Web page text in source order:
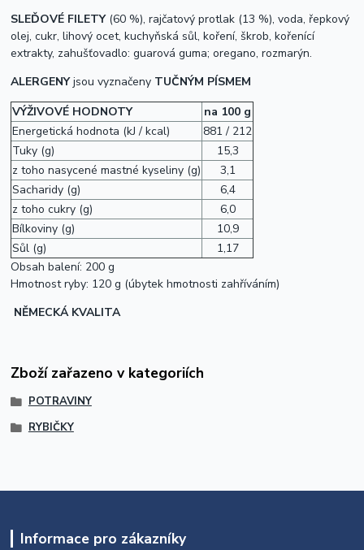
SLEĎOVÉ FILETY(60 %), rajčatový protlak (13 %), voda, řepkový
olej, cukr, lihový ocet, kuchyňská sůl, koření, škrob, kořenící
extrakty, zahušťovadlo: guarová guma; oregano, rozmarýn.
ALERGENYjsou vyznačeny TUČNÝM PÍSMEM
VÝŽIVOVÉ HODNOTY
na 100 g
Energetická hodnota (kJ / kcal)
881 / 212
Tuky (g)
15,3
z toho nasycené mastné kyseliny (g)
3,1
Sacharidy (g)
6,4
z toho cukry (g)
6,0
Bílkoviny (g)
10,9
Sůl (g)
1,17
Obsah balení: 200 g
Hmotnost ryby: 120 g (úbytek hmotnosti zahříváním)
NĚMECKÁ KVALITA
Zboží zařazeno v kategoriích
POTRAVINY
RYBIČKY
Informace pro zákazníky